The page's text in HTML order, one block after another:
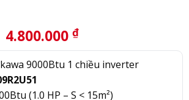
Giá
gốc
là:
6.100.000 ₫.
4.800.000 ₫Giá
hiện
tại
4.800.000 ₫.
9000Btu 1 chiều inverter
(1.0 HP – S < 15m²)